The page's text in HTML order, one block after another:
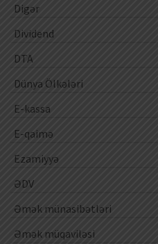
Digər
Dividend
DTA
Dünya Ölkələri
E-kassa
E-qaimə
Ezamiyyə
ƏDV
Əmək münasibətləri
Əmək müqaviləsi